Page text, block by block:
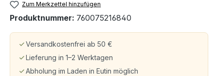
Zum Merkzettel hinzufügen
Produktnummer: 760075216840
Versandkostenfrei ab 50 €
Lieferung in 1–2 Werktagen
Abholung im Laden in Eutin möglich